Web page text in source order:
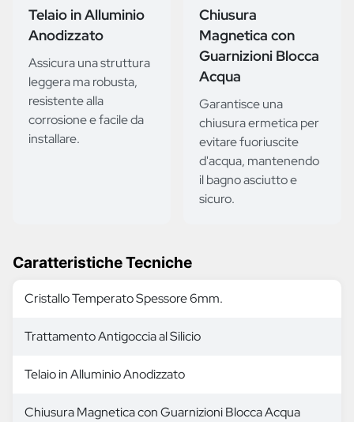
Telaio in Alluminio
Anodizzato
Assicura una struttura
leggera ma robusta,
resistente alla
corrosione e facile da
installare.
Chiusura
Magnetica con
Guarnizioni Blocca
Acqua
Garantisce una
chiusura ermetica per
evitare fuoriuscite
d'acqua, mantenendo
il bagno asciutto e
sicuro.
Caratteristiche Tecniche
Cristallo Temperato Spessore 6mm.
Trattamento Antigoccia al Silicio
Telaio in Alluminio Anodizzato
Chiusura Magnetica con Guarnizioni Blocca Acqua